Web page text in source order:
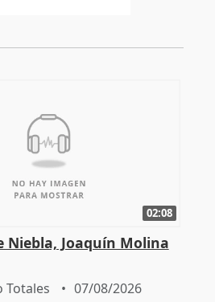
02:08
Niebla, Joaquín Molina
Totales 07/08/2026